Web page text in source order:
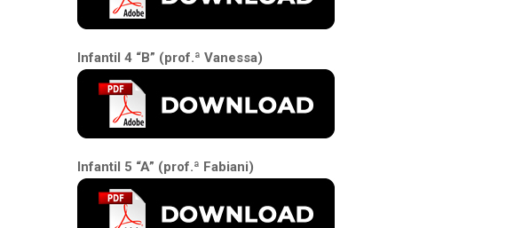
Infantil 4 “B” (prof.ª Vanessa)
Infantil 5 “A” (prof.ª Fabiani)